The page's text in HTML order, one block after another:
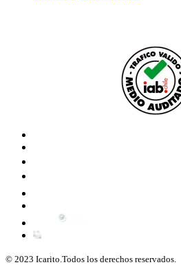
© 2023 Icarito.Todos los derechos reservados.